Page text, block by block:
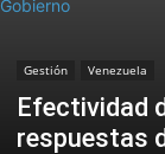
Gestión Venezuela
Efectividad
respuestas